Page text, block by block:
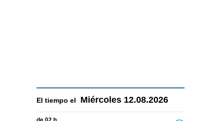
El tiempo el Miércoles 12.08.2026